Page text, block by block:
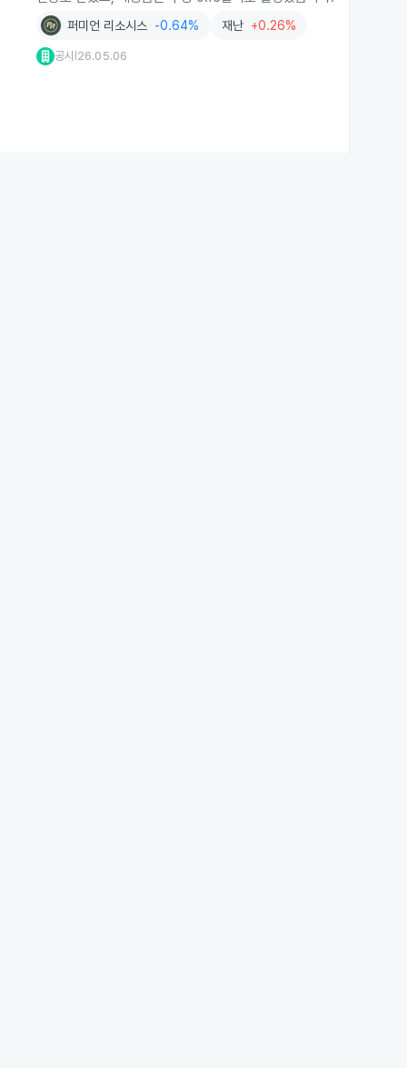
퍼미언 리소시스 -0.64% 재난 +0.26%
공시 26.05.06